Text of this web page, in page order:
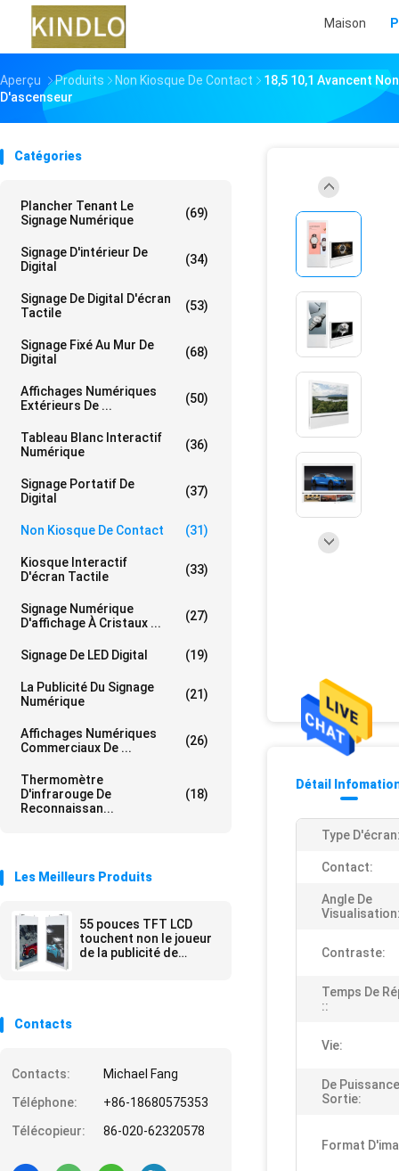
Maison
Aperçu Produits Non Kiosque De Contact
18,5 10,1 Avancent
D'ascenseur
Catégories
Plancher Tenant Le
Signage Numérique
(69)
Signage D'intérieur De
Digital
(34)
Signage De Digital D'écran
Tactile
(53)
Signage Fixé Au Mur De
Digital
(68)
Affichages Numériques
Extérieurs De ...
(50)
Tableau Blanc Interactif
Numérique
(36)
Signage Portatif De
Digital
(37)
Non Kiosque De Contact (31)
Kiosque Interactif
D'écran Tactile
(33)
Signage Numérique
D'affichage À Cristaux ...
(27)
Signage De LED Digital (19)
La Publicité Du Signage
Numérique
(21)
Affichages Numériques
Commerciaux De ...
(26)
Thermomètre
D'infrarouge De
Reconnaissan...
(18)
Les Meilleurs Produits
55 pouces TFT LCD
touchent non le joueur
de la publicité de
Contacts
Contacts:
Michael Fang
Téléphone:
+86-18680575353
Télécopieur:
86-020-62320578
Détail
Type
Contact:
Angle De
Contraste:
Temps De
::
Vie:
De
Sortie:
Format